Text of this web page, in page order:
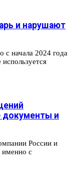
и нарушают
с начала 2024 года
документы и
России и
именно с